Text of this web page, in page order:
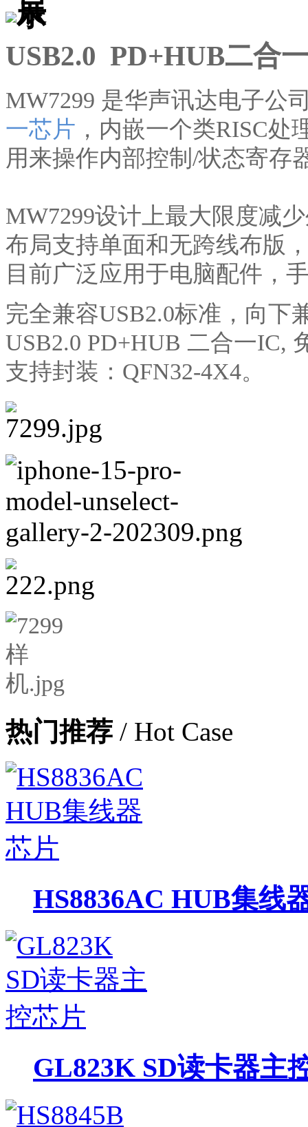
USB2.0 PD+HUB二合
MW7299 是华声讯达电子公
一芯片 ，内嵌一个类RISC处
用来操作内部控制 /状态寄存
MW7299设计上最大限度减
布局支持单面和无跨线布版
目前广泛应用于电脑配件，
完全兼容USB2.0标准，向下
USB2.0 PD+HUB 二合一IC,
支持封装： QFN32-4X4。
热门推荐 / Hot Case
HS8836AC HUB集线
GL823K SD读卡器主